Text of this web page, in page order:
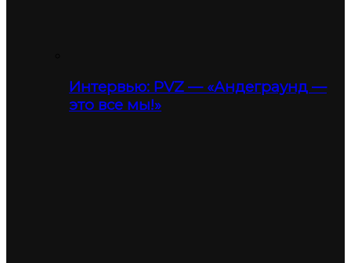
Интервью: PVZ — «Андеграунд —
это все мы!»